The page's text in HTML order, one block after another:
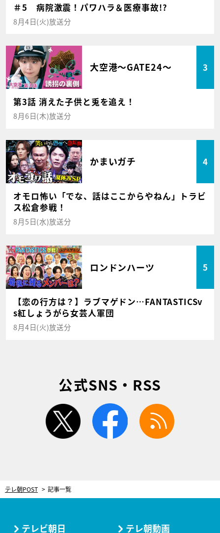
＃5 病院激震！パワハラ＆医療事故!?
8月4日(火)放送分
大空港～GATE24～ 3
第3話 消えた子供と兎を追え！
8月6日(木)放送分
かまいガチ 4
オモロ怖い「でな、話はここからやねん」トラビ
ス松倉参戦！
8月5日(水)放送分
ロンドンハーツ 5
【恋の行方は？】ラブマゲドン…FANTASTICSv
s紅しょうがら女芸人軍団
8月4日(火)放送分
公式SNS・RSS
twitter facebook
テレ朝POST 記事一覧
テレビ朝日 テレ朝動画